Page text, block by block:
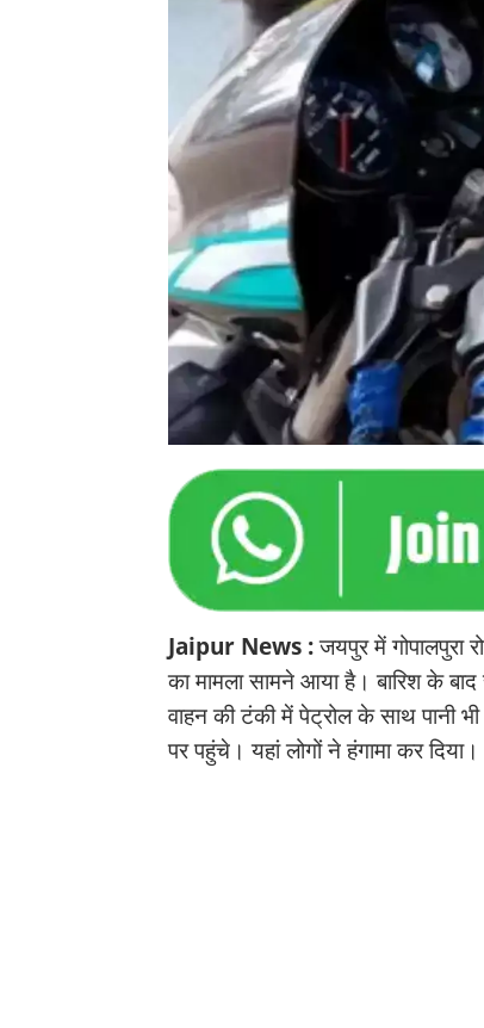
Jaipur News :जयपुर में गोपालपुरा
का मामला सामने आया है। बारिश के
वाहन की टंकी में पेट्रोल के साथ पानी
पर पहुंचे। यहां लोगों ने हंगामा कर दिया।